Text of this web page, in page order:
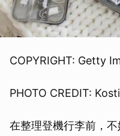
COPYRIGHT: Getty
PHOTO CREDIT:
在整理登機行李前，